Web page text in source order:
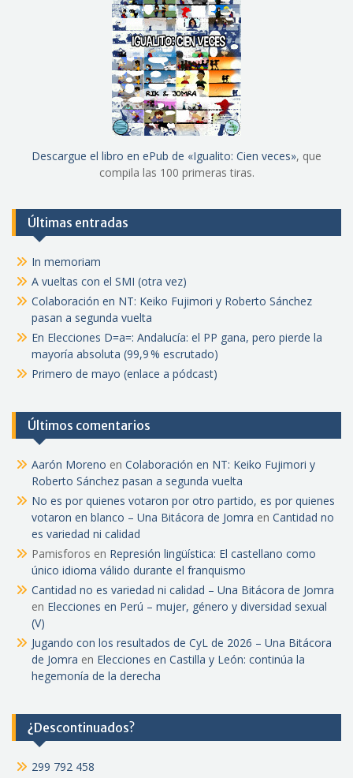
Descargue el libro en ePub de «Igualito: Cien veces», que
compila las 100 primeras tiras.
Últimas entradas
In memoriam
A vueltas con el SMI (otra vez)
Colaboración en NT: Keiko Fujimori y Roberto Sánchez
pasan a segunda vuelta
En Elecciones D=a=: Andalucía: el PP gana, pero pierde la
mayoría absoluta (99,9 % escrutado)
Primero de mayo (enlace a pódcast)
Últimos comentarios
Aarón Moreno en Colaboración en NT: Keiko Fujimori y
Roberto Sánchez pasan a segunda vuelta
No es por quienes votaron por otro partido, es por quienes
votaron en blanco – Una Bitácora de Jomra en Cantidad no
es variedad ni calidad
Pamisforos en Represión lingüística: El castellano como
único idioma válido durante el franquismo
Cantidad no es variedad ni calidad – Una Bitácora de Jomra
en Elecciones en Perú – mujer, género y diversidad sexual
(V)
Jugando con los resultados de CyL de 2026 – Una Bitácora
de Jomra en Elecciones en Castilla y León: continúa la
hegemonía de la derecha
¿Descontinuados?
299 792 458